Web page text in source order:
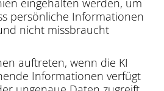
eingehalten werden, um
persönliche Informationen
nicht missbraucht
auftreten, wenn die KI
Informationen verfügt